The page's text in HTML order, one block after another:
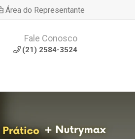
Área do Representante
Fale Conosco
(21) 2584-3524